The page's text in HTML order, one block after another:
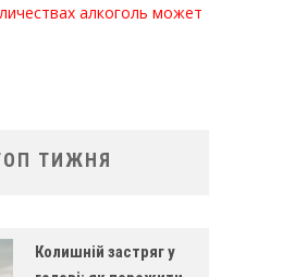
алкоголь может
ТИЖНЯ
Колишній застряг у